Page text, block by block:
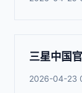
三星中国
2026-04-23